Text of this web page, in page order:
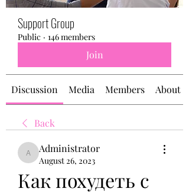
Support Group
Public · 146 members
Join
Discussion Media Members About
Back
Administrator
Administrator
August 26, 2023
Как похудеть с